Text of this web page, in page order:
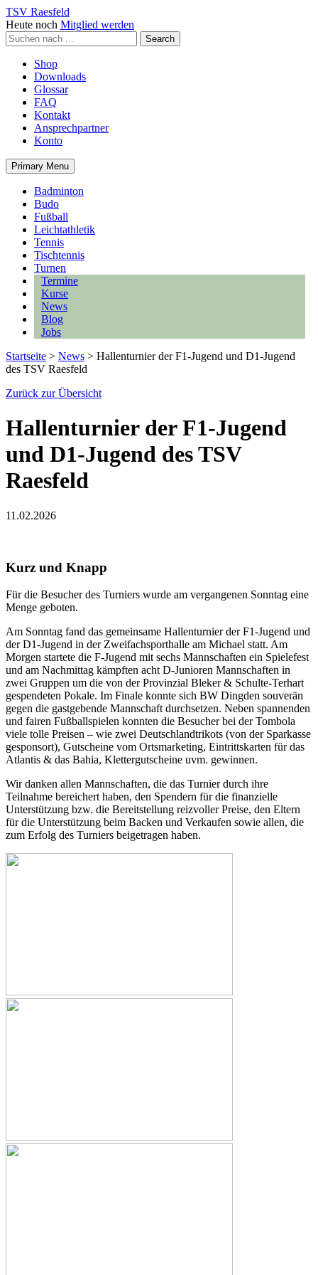
TSV Raesfeld
Heute noch Mitglied werden
Shop
Downloads
Glossar
FAQ
Kontakt
Ansprechpartner
Konto
Primary Menu
Badminton
Budo
Fußball
Leichtathletik
Tennis
Tischtennis
Turnen
Termine
Kurse
News
Blog
Jobs
Startseite > News > Hallenturnier der F1-Jugend und D1-Jugend
des TSV Raesfeld
Zurück zur Übersicht
Hallenturnier der F1-Jugend
und D1-Jugend des TSV
Raesfeld
11.02.2026
Kurz und Knapp
Für die Besucher des Turniers wurde am vergangenen Sonntag eine
Menge geboten.
Am Sonntag fand das gemeinsame Hallenturnier der F1-Jugend und
der D1-Jugend in der Zweifachsporthalle am Michael statt. Am
Morgen startete die F-Jugend mit sechs Mannschaften ein Spielefest
und am Nachmittag kämpften acht D-Junioren Mannschaften in
zwei Gruppen um die von der Provinzial Bleker & Schulte-Terhart
gespendeten Pokale. Im Finale konnte sich BW Dingden souverän
gegen die gastgebende Mannschaft durchsetzen. Neben spannenden
und fairen Fußballspielen konnten die Besucher bei der Tombola
viele tolle Preisen – wie zwei Deutschlandtrikots (von der Sparkasse
gesponsort), Gutscheine vom Ortsmarketing, Eintrittskarten für das
Atlantis & das Bahia, Klettergutscheine uvm. gewinnen.
Wir danken allen Mannschaften, die das Turnier durch ihre
Teilnahme bereichert haben, den Spendern für die finanzielle
Unterstützung bzw. die Bereitstellung reizvoller Preise, den Eltern
für die Unterstützung beim Backen und Verkaufen sowie allen, die
zum Erfolg des Turniers beigetragen haben.